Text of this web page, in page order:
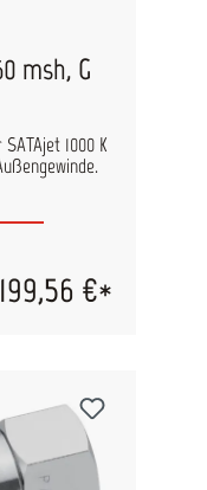
msh, G
1000 K
199,56 €*